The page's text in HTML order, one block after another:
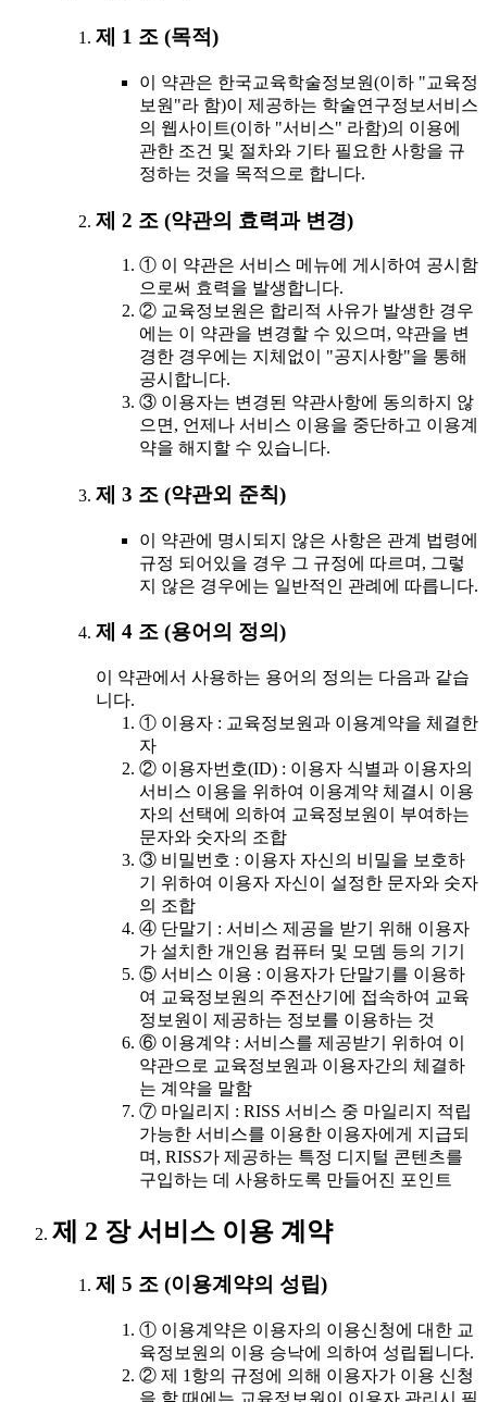
제 1 조 (목적)
이 약관은 한국교육학술정보원(이하 "교육정
보원"라 함)이 제공하는 학술연구정보서비스
의 웹사이트(이하 "서비스" 라함)의 이용에
관한 조건 및 절차와 기타 필요한 사항을 규
정하는 것을 목적으로 합니다.
제 2 조 (약관의 효력과 변경)
① 이 약관은 서비스 메뉴에 게시하여 공시함
으로써 효력을 발생합니다.
② 교육정보원은 합리적 사유가 발생한 경우
에는 이 약관을 변경할 수 있으며, 약관을 변
경한 경우에는 지체없이 "공지사항"을 통해
공시합니다.
③ 이용자는 변경된 약관사항에 동의하지 않
으면, 언제나 서비스 이용을 중단하고 이용계
약을 해지할 수 있습니다.
제 3 조 (약관외 준칙)
이 약관에 명시되지 않은 사항은 관계 법령에
규정 되어있을 경우 그 규정에 따르며, 그렇
지 않은 경우에는 일반적인 관례에 따릅니다.
제 4 조 (용어의 정의)
이 약관에서 사용하는 용어의 정의는 다음과 같습
니다.
① 이용자 : 교육정보원과 이용계약을 체결한
자
② 이용자번호(ID) : 이용자 식별과 이용자의
서비스 이용을 위하여 이용계약 체결시 이용
자의 선택에 의하여 교육정보원이 부여하는
문자와 숫자의 조합
③ 비밀번호 : 이용자 자신의 비밀을 보호하
기 위하여 이용자 자신이 설정한 문자와 숫자
의 조합
④ 단말기 : 서비스 제공을 받기 위해 이용자
가 설치한 개인용 컴퓨터 및 모뎀 등의 기기
⑤ 서비스 이용 : 이용자가 단말기를 이용하
여 교육정보원의 주전산기에 접속하여 교육
정보원이 제공하는 정보를 이용하는 것
⑥ 이용계약 : 서비스를 제공받기 위하여 이
약관으로 교육정보원과 이용자간의 체결하
는 계약을 말함
⑦ 마일리지 : RISS 서비스 중 마일리지 적립
가능한 서비스를 이용한 이용자에게 지급되
며, RISS가 제공하는 특정 디지털 콘텐츠를
구입하는 데 사용하도록 만들어진 포인트
제 2 장 서비스 이용 계약
제 5 조 (이용계약의 성립)
① 이용계약은 이용자의 이용신청에 대한 교
육정보원의 이용 승낙에 의하여 성립됩니다.
② 제 1항의 규정에 의해 이용자가 이용 신청
을 할 때에는 교육정보원이 이용자 관리시 필